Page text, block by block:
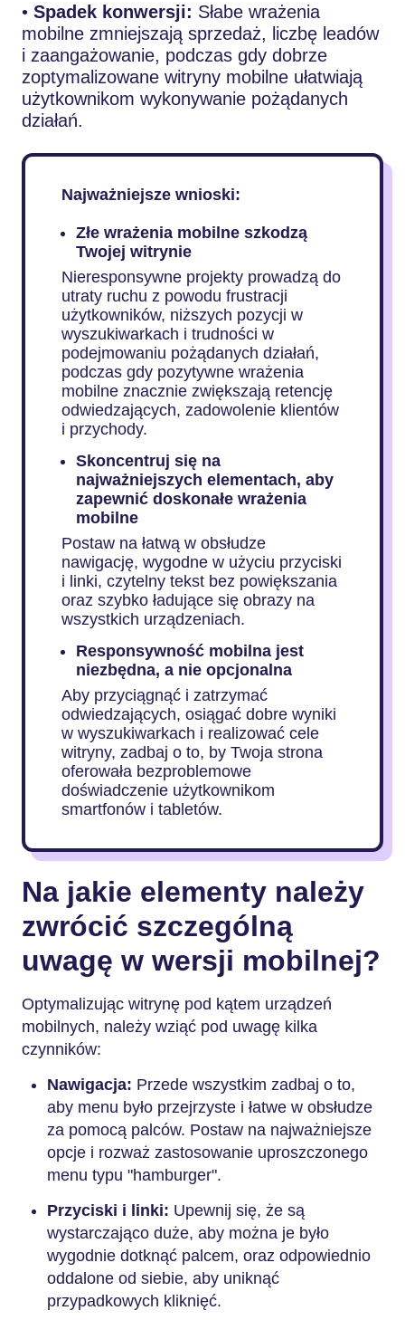
• Spadek konwersji: Słabe wrażenia
mobilne zmniejszają sprzedaż, liczbę leadów
i zaangażowanie, podczas gdy dobrze
zoptymalizowane witryny mobilne ułatwiają
użytkownikom wykonywanie pożądanych
działań.
Najważniejsze wnioski:
Złe wrażenia mobilne szkodzą
Twojej witrynie
Nieresponsywne projekty prowadzą do
utraty ruchu z powodu frustracji
użytkowników, niższych pozycji w
wyszukiwarkach i trudności w
podejmowaniu pożądanych działań,
podczas gdy pozytywne wrażenia
mobilne znacznie zwiększają retencję
odwiedzających, zadowolenie klientów
i przychody.
Skoncentruj się na
najważniejszych elementach, aby
zapewnić doskonałe wrażenia
mobilne
Postaw na łatwą w obsłudze
nawigację, wygodne w użyciu przyciski
i linki, czytelny tekst bez powiększania
oraz szybko ładujące się obrazy na
wszystkich urządzeniach.
Responsywność mobilna jest
niezbędna, a nie opcjonalna
Aby przyciągnąć i zatrzymać
odwiedzających, osiągać dobre wyniki
w wyszukiwarkach i realizować cele
witryny, zadbaj o to, by Twoja strona
oferowała bezproblemowe
doświadczenie użytkownikom
smartfonów i tabletów.
Na jakie elementy należy
zwrócić szczególną
uwagę w wersji mobilnej?
Optymalizując witrynę pod kątem urządzeń
mobilnych, należy wziąć pod uwagę kilka
czynników:
Nawigacja: Przede wszystkim zadbaj o to,
aby menu było przejrzyste i łatwe w obsłudze
za pomocą palców. Postaw na najważniejsze
opcje i rozważ zastosowanie uproszczonego
menu typu "hamburger".
Przyciski i linki: Upewnij się, że są
wystarczająco duże, aby można je było
wygodnie dotknąć palcem, oraz odpowiednio
oddalone od siebie, aby uniknąć
przypadkowych kliknięć.